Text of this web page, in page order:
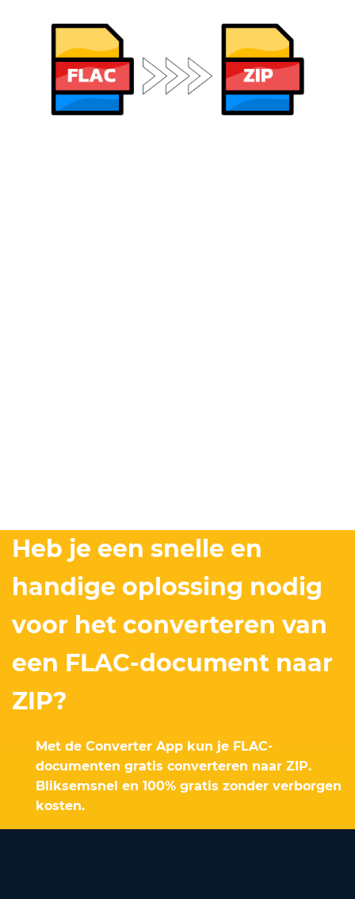
Heb je een snelle en
handige oplossing nodig
voor het converteren van
een FLAC-document naar
ZIP?
Met de Converter App kun je FLAC-
documenten gratis converteren naar ZIP.
Bliksemsnel en 100% gratis zonder verborgen
kosten.